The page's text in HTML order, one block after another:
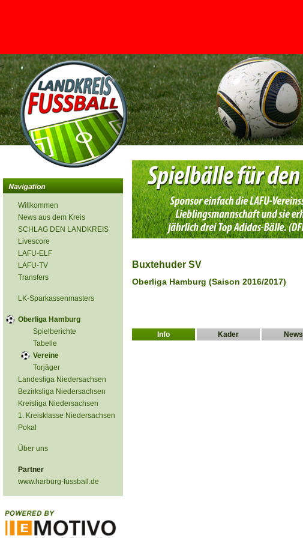
<
Willkommen
News aus dem Kreis
SCHLAG DEN LANDKREIS
Livescore
LAFU-ELF
LAFU-TV
Transfers
LK-Sparkassenmasters
Oberliga Hamburg
Spielberichte
Tabelle
Vereine
Torjäger
Landesliga Niedersachsen
Bezirksliga Niedersachsen
Kreisliga Niedersachsen
1. Kreisklasse Niedersachsen
Pokal
Über uns
Partner
www.harburg-fussball.de
Buxtehuder SV
Oberliga Hamburg (Saison 2016/2017)
Info Kader News